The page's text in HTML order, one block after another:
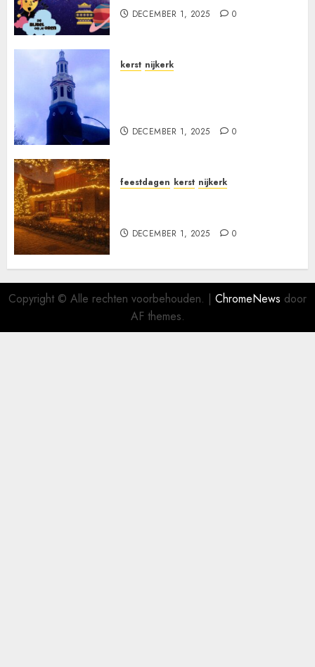
DECEMBER 1, 2025 0
kerst nijkerk
DECEMBER 1, 2025 0
feestdagen kerst nijkerk
DECEMBER 1, 2025 0
Copyright © Alle rechten voorbehouden. | ChromeNews door
AF themes.